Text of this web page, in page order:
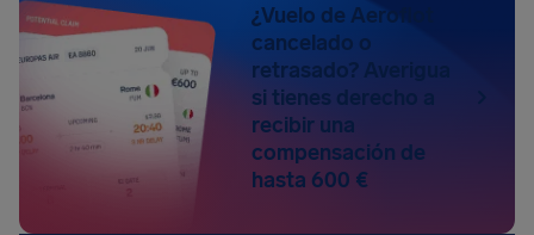
¿Vuelo de Aeroflot
cancelado o
retrasado? Averigua
si tienes derecho a
recibir una
compensación de
hasta 600 €